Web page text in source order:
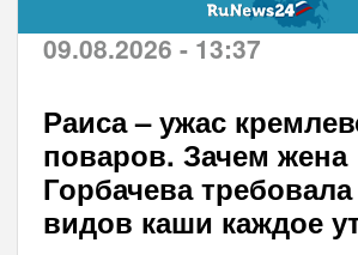
09.08.2026 - 13:37
Раиса – ужас
поваров. Зачем жена
Горбачева
видов каши каждое